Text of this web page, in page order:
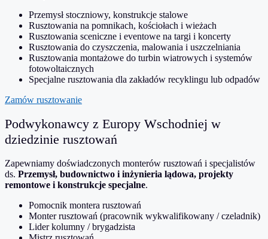
Przemysł stoczniowy, konstrukcje stalowe
Rusztowania na pomnikach, kościołach i wieżach
Rusztowania sceniczne i eventowe na targi i koncerty
Rusztowania do czyszczenia, malowania i uszczelniania
Rusztowania montażowe do turbin wiatrowych i systemów
fotowoltaicznych
Specjalne rusztowania dla zakładów recyklingu lub odpadów
Zamów rusztowanie
Podwykonawcy z Europy Wschodniej w
dziedzinie rusztowań
Zapewniamy doświadczonych monterów rusztowań i specjalistów
ds. Przemysł, budownictwo i inżynieria lądowa, projekty
remontowe i konstrukcje specjalne.
Pomocnik montera rusztowań
Monter rusztowań (pracownik wykwalifikowany / czeladnik)
Lider kolumny / brygadzista